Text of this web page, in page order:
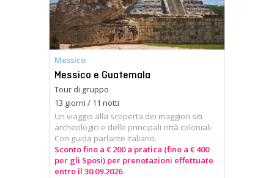
Messico
Messico e Guatemala
Tour di gruppo
13 giorni / 11 notti
Un viaggio alla scoperta dei maggiori siti
archeologici e delle principali città coloniali.
Con guida parlante italiano.
Sconto fino a € 200 a pratica (fino a € 400
per gli Sposi) per prenotazioni effettuate
entro il 30.09.2026